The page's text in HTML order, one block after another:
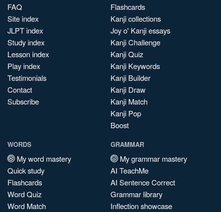
FAQ
Site index
JLPT index
Study index
Lesson index
Play index
Testimonials
Contact
Subscribe
Flashcards
Kanji collections
Joy o' Kanji essays
Kanji Challenge
Kanji Quiz
Kanji Keywords
Kanji Builder
Kanji Draw
Kanji Match
Kanji Pop
Boost
WORDS
My word mastery
Quick study
Flashcards
Word Quiz
Word Match
GRAMMAR
My grammar mastery
AI TeachMe
AI Sentence Correct
Grammar library
Inflection showcase